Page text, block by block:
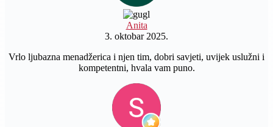
Anita
3. oktobar 2025.
Vrlo ljubazna menadžerica i njen tim, dobri savjeti, uvijek uslužni i
kompetentni, hvala vam puno.